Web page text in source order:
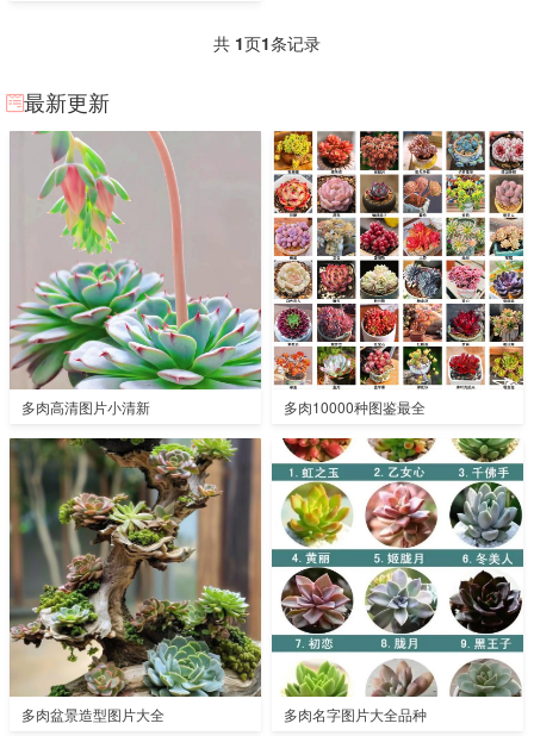
共 1页1条记录
最新更新
多肉高清图片小清新 多肉10000种图鉴最全
多肉盆景造型图片大全 多肉名字图片大全品种